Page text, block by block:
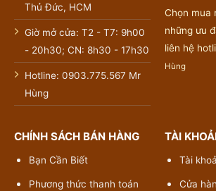
Thủ Đức, HCM
Giờ mở cửa: T2 - T7: 9h00
- 20h30; CN: 8h30 - 17h30
Hotline: 0903.775.567 Mr
Hùng
Chọn mua
những ưu
liên hệ
Hùng
CHÍNH SÁCH BÁN HÀNG
Bạn Cần Biết
Phương thức thanh toán
TÀI
Tài
Cửa